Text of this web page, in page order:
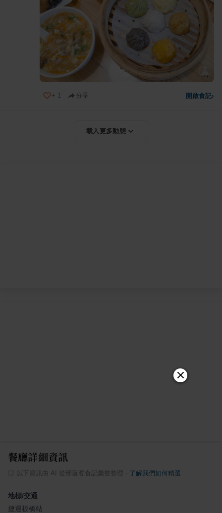
+ 1 分享 開啟食記›
載入更多動態
餐廳詳細資訊
以下資訊由 AI 從部落客食記彙整整理 了解我們如何精選
地標/交通
捷運板橋站